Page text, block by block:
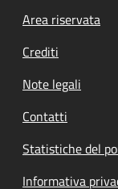
Footer
Area riservata
Crediti
Note legali
Contatti
Statistiche del
Informativa